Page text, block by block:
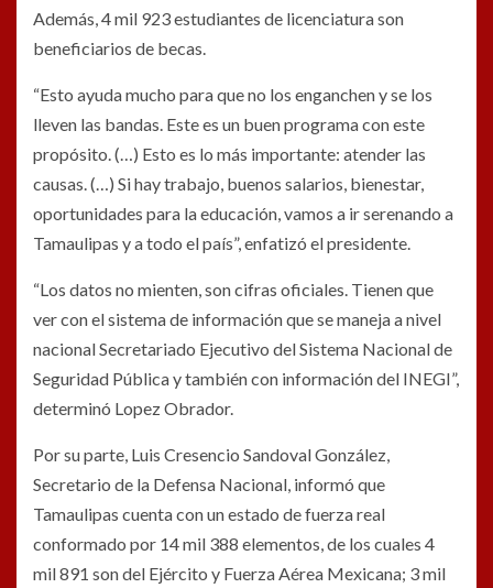
Además, 4 mil 923 estudiantes de licenciatura son
beneficiarios de becas.
“Esto ayuda mucho para que no los enganchen y se los
lleven las bandas. Este es un buen programa con este
propósito. (…) Esto es lo más importante: atender las
causas. (…) Si hay trabajo, buenos salarios, bienestar,
oportunidades para la educación, vamos a ir serenando a
Tamaulipas y a todo el país”, enfatizó el presidente.
“Los datos no mienten, son cifras oficiales. Tienen que
ver con el sistema de información que se maneja a nivel
nacional Secretariado Ejecutivo del Sistema Nacional de
Seguridad Pública y también con información del INEGI”,
determinó Lopez Obrador.
Por su parte, Luis Cresencio Sandoval González,
Secretario de la Defensa Nacional, informó que
Tamaulipas cuenta con un estado de fuerza real
conformado por 14 mil 388 elementos, de los cuales 4
mil 891 son del Ejército y Fuerza Aérea Mexicana; 3 mil